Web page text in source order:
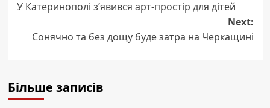
navigation
У Катеринополі з’явився арт-простір для дітей
Next:
Сонячно та без дощу буде затра на Черкащині
Більше записів